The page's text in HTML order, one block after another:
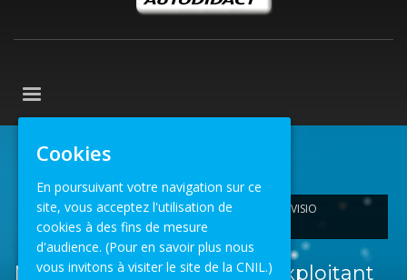
MAINTIEN DE QUALIFICATION EXPLOITANT VL EN VISIO
CONFERENCE
Maintien de qualification exploitant
Cookies
En poursuivant votre navigation sur ce
site, vous acceptez l'utilisation de
cookies à des fins de mesure
d'audience. (Pour en savoir plus nous
vous invitons à visiter le site de la CNIL.)